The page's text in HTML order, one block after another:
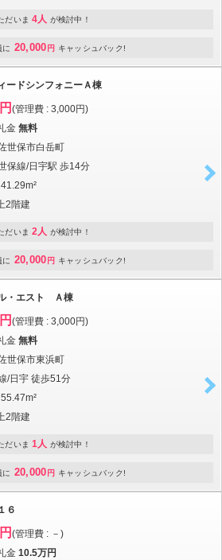
だいま 4人 が検討中！
に 20,000 円 キャッシュバック!
ードシンフォニーＡ棟
(管理費 : 3,000円)
金 無料
世保市白岳町
保線/日宇駅 歩14分
2階建
だいま 2人 が検討中！
に 20,000 円 キャッシュバック!
・エスト Ａ棟
(管理費 : 3,000円)
金 無料
世保市東浜町
/日宇 徒歩51分
2階建
だいま 1人 が検討中！
に 20,000 円 キャッシュバック!
６
(管理費 : －)
金 10.5万円